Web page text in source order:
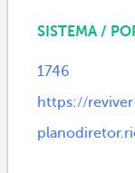
SISTEMA /
1746
https://